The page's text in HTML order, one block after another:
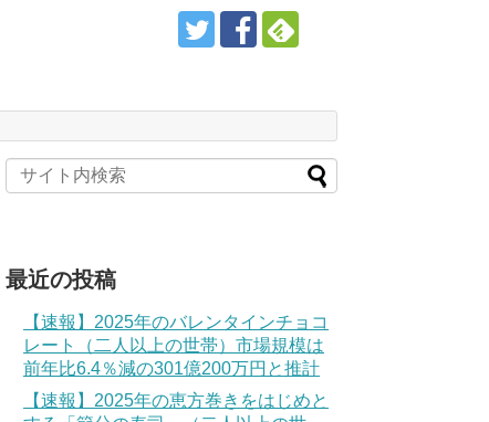
最近の投稿
【速報】2025年のバレンタインチョコ
レート（二人以上の世帯）市場規模は
前年比6.4％減の301億200万円と推計
【速報】2025年の恵方巻きをはじめと